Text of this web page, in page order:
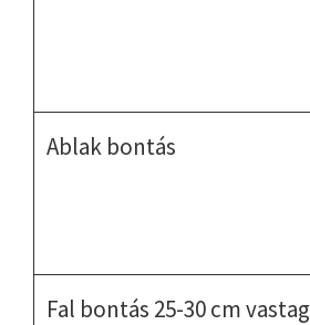
Ablak bontás
Fal bontás 25-30 cm vastag